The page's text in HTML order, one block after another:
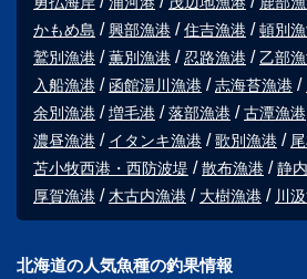
かもめ島
興部漁港 住吉漁港 頓別
鷲別漁港
薫別漁港 忍路漁港 乙部
入船漁港
函館湯川漁港 志海苔漁港
余別漁港
増毛港 落部漁港 古潭漁港
濃昼漁港
イタンキ漁港 歌別漁港
苫小牧西港・西防波堤
散布漁港 静
厚賀漁港
木古内漁港 大樹漁港 川
北海道の人気魚種の釣果情報